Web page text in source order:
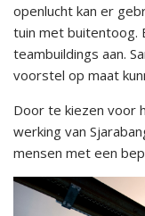
openlucht kan er
tuin met buitentoog.
teambuildings aan.
voorstel op maat
Door te kiezen voor
werking van
mensen met een